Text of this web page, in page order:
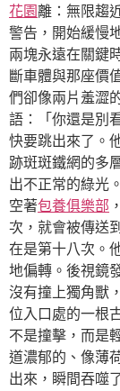
花園離：無限趨
警告，開始緩慢
兩塊永遠在關鍵
斷車體與那座價
們卻像兩片羞澀
語：「你還是別
快要跳出來了。
跡斑斑鐵網的多
出不正常的綠光
空著包養俱樂部
次，就會被傳送
在是第十八次。
地偏轉。後視鏡
沒有撞上獨角獸
位入口處的一根
不是撞擊，而是
道濃郁的、像薄
出來，瞬間吞噬